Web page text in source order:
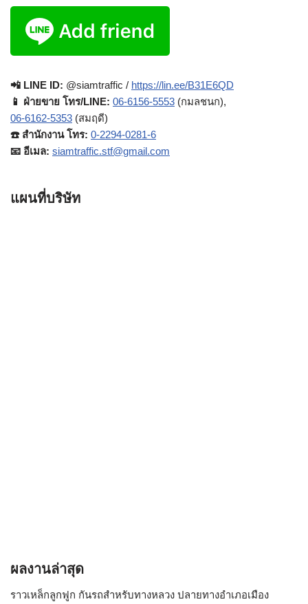
📲 LINE ID: @siamtraffic / https://lin.ee/B31E6QD
📱 ฝ่ายขาย โทร/LINE: 06-6156-5553 (กมลชนก),
06-6162-5353 (สมฤดี)
☎️ สำนักงาน โทร: 0-2294-0281-6
📧 อีเมล: siamtraffic.stf@gmail.com
แผนที่บริษัท
ผลงานล่าสุด
ราวเหล็กลูกฟูก กันรถสําหรับทางหลวง ปลายทางอำเภอเมือง